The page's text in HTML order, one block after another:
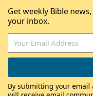
Get weekly Bible
your inbox.
By submitting your